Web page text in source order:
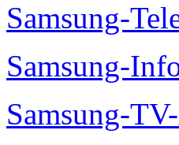
Samsung-
Samsung-
Samsung-